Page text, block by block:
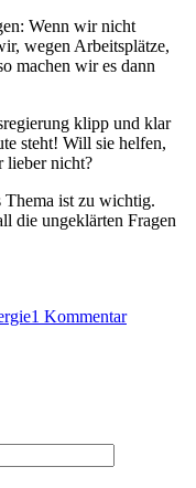
Wenn wir nicht
wegen Arbeitsplätze,
machen wir es dann
klipp und klar
steht! Will sie helfen,
lieber nicht?
ist zu wichtig.
die ungeklärten Fragen
1 Kommentar